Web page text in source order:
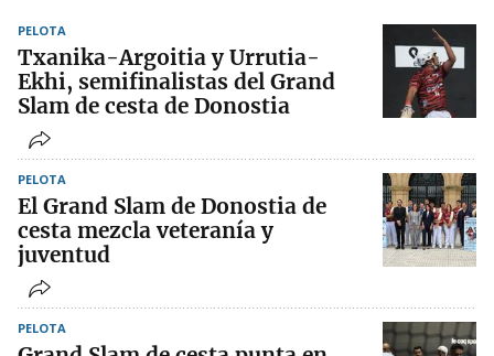
PELOTA
Txanika-Argoitia y Urrutia-
Ekhi, semifinalistas del Grand
Slam de cesta de Donostia
PELOTA
El Grand Slam de Donostia de
cesta mezcla veteranía y
juventud
PELOTA